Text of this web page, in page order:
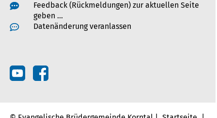
Feedback (Rückmeldungen) zur aktuellen Seite
geben …
Datenänderung veranlassen